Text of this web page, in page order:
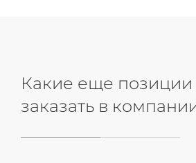
Какие еще
заказать в